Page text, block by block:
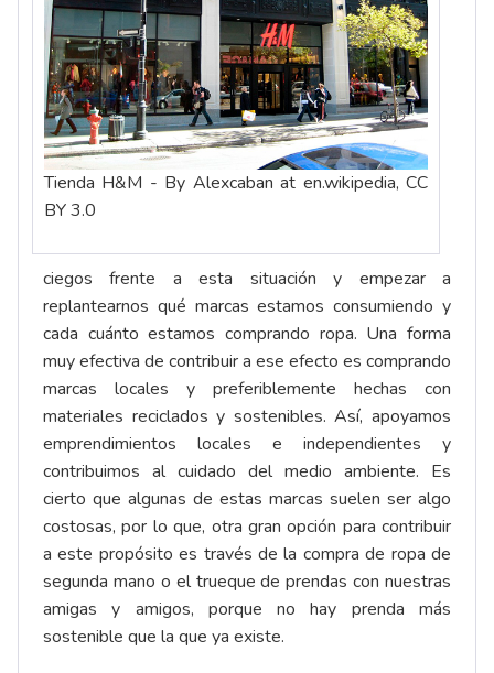
Tienda H&M - By Alexcaban at en.wikipedia, CC
BY 3.0
ciegos frente a esta situación y empezar a
replantearnos qué marcas estamos consumiendo y
cada cuánto estamos comprando ropa. Una forma
muy efectiva de contribuir a ese efecto es comprando
marcas locales y preferiblemente hechas con
materiales reciclados y sostenibles. Así, apoyamos
emprendimientos locales e independientes y
contribuimos al cuidado del medio ambiente. Es
cierto que algunas de estas marcas suelen ser algo
costosas, por lo que, otra gran opción para contribuir
a este propósito es través de la compra de ropa de
segunda mano o el trueque de prendas con nuestras
amigas y amigos, porque no hay prenda más
sostenible que la que ya existe.